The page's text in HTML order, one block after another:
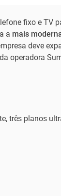
fixo e TV
a mais
deve
operadora
três planos